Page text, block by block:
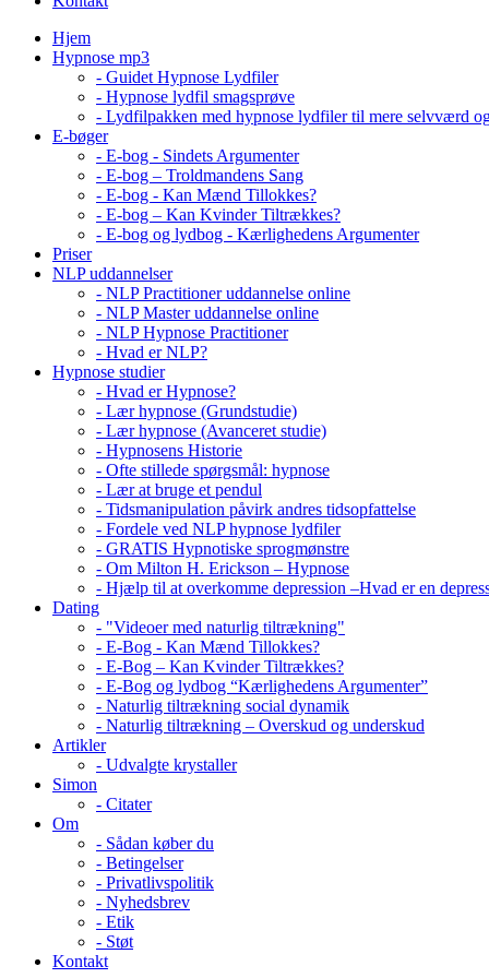
Hjem
Hypnose mp3
- Guidet Hypnose Lydfiler
- Hypnose lydfil smagsprøve
- Lydfilpakken med hypnose lydfiler til mere selvværd
E-bøger
- E-bog - Sindets Argumenter
- E-bog – Troldmandens Sang
- E-bog - Kan Mænd Tillokkes?
- E-bog – Kan Kvinder Tiltrækkes?
- E-bog og lydbog - Kærlighedens Argumenter
Priser
NLP uddannelser
- NLP Practitioner uddannelse online
- NLP Master uddannelse online
- NLP Hypnose Practitioner
- Hvad er NLP?
Hypnose studier
- Hvad er Hypnose?
- Lær hypnose (Grundstudie)
- Lær hypnose (Avanceret studie)
- Hypnosens Historie
- Ofte stillede spørgsmål: hypnose
- Lær at bruge et pendul
- Tidsmanipulation påvirk andres tidsopfattelse
- Fordele ved NLP hypnose lydfiler
- GRATIS Hypnotiske sprogmønstre
- Om Milton H. Erickson – Hypnose
- Hjælp til at overkomme depression –Hvad er en
Dating
- "Videoer med naturlig tiltrækning"
- E-Bog - Kan Mænd Tillokkes?
- E-Bog – Kan Kvinder Tiltrækkes?
- E-Bog og lydbog “Kærlighedens Argumenter”
- Naturlig tiltrækning social dynamik
- Naturlig tiltrækning – Overskud og underskud
Artikler
- Udvalgte krystaller
Simon
- Citater
Om
- Sådan køber du
- Betingelser
- Privatlivspolitik
- Nyhedsbrev
- Etik
- Støt
Kontakt